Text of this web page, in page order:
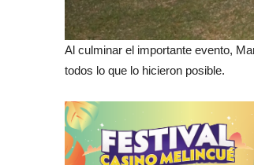
Al culminar el importante evento,
todos lo que lo hicieron posible.